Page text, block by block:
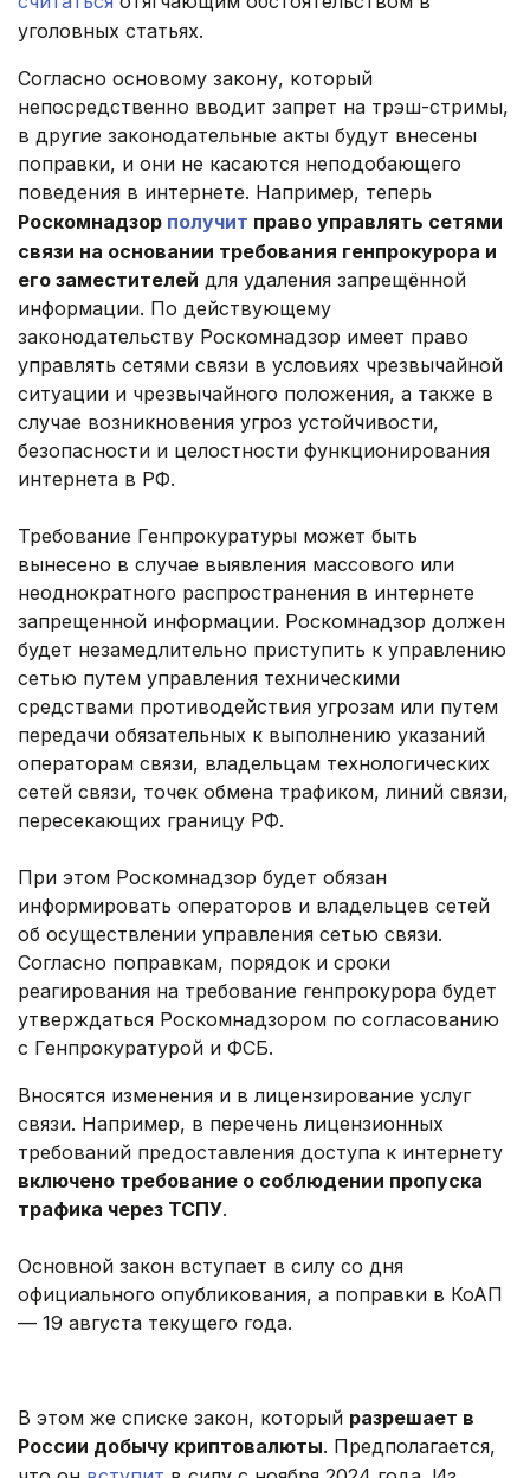
уголовных статьях.
Согласно основому закону, который
непосредственно вводит запрет на трэш-стримы,
в другие законодательные акты будут внесены
поправки, и они не касаются неподобающего
поведения в интернете. Например, теперь
Роскомнадзор получит право управлять сетями
связи на основании требования генпрокурора и
его заместителей для удаления запрещённой
информации. По действующему
законодательству Роскомнадзор имеет право
управлять сетями связи в условиях чрезвычайной
ситуации и чрезвычайного положения, а также в
случае возникновения угроз устойчивости,
безопасности и целостности функционирования
интернета в РФ.
Требование Генпрокуратуры может быть
вынесено в случае выявления массового или
неоднократного распространения в интернете
запрещенной информации. Роскомнадзор должен
будет незамедлительно приступить к управлению
сетью путем управления техническими
средствами противодействия угрозам или путем
передачи обязательных к выполнению указаний
операторам связи, владельцам технологических
сетей связи, точек обмена трафиком, линий связи,
пересекающих границу РФ.
При этом Роскомнадзор будет обязан
информировать операторов и владельцев сетей
об осуществлении управления сетью связи.
Согласно поправкам, порядок и сроки
реагирования на требование генпрокурора будет
утверждаться Роскомнадзором по согласованию
с Генпрокуратурой и ФСБ.
Вносятся изменения и в лицензирование услуг
связи. Например, в перечень лицензионных
требований предоставления доступа к интернету
включено требование о соблюдении пропуска
трафика через ТСПУ.
Основной закон вступает в силу со дня
официального опубликования, а поправки в КоАП
— 19 августа текущего года.
В этом же списке закон, который разрешает в
России добычу криптовалюты. Предполагается,